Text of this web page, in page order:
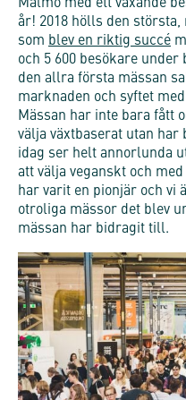
Malmö med ett växande
år! 2018 hölls den största,
som blev en riktig succé
och 5 600 besökare
den allra första mässan
marknaden och syftet
Mässan har inte bara fått
välja växtbaserat utan
idag ser helt annorlunda
att välja veganskt och
har varit en pionjär och vi
otroliga mässor det blev
mässan har bidragit till.